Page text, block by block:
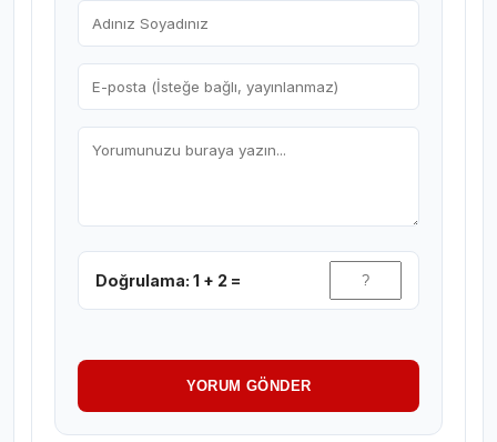
Doğrulama: 1 + 2 =
YORUM GÖNDER